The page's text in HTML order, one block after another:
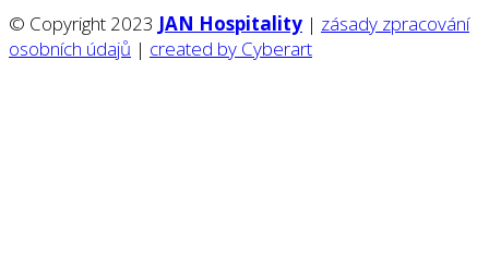
© Copyright 2023 JAN Hospitality | zásady zpracování
osobních údajů | created by Cyberart